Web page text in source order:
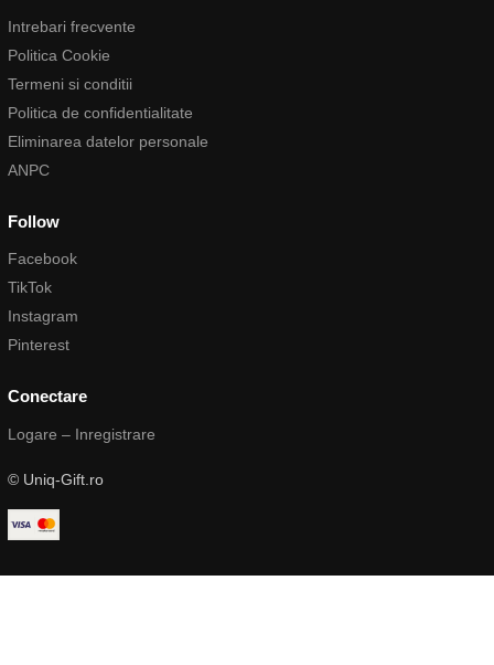
Intrebari frecvente
Politica Cookie
Termeni si conditii
Politica de confidentialitate
Eliminarea datelor personale
ANPC
Follow
Facebook
TikTok
Instagram
Pinterest
Conectare
Logare – Inregistrare
© Uniq-Gift.ro